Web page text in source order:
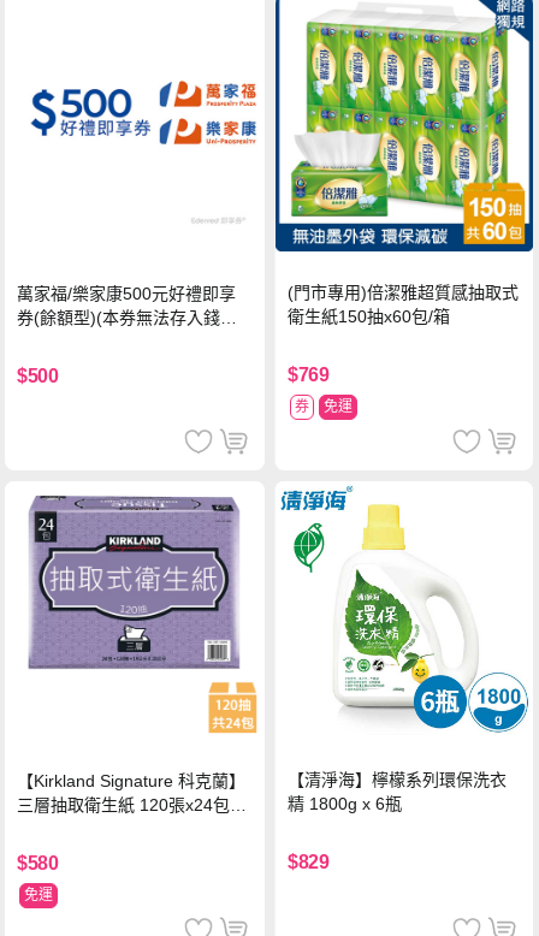
萬家福/樂家康500元好禮即享
券(餘額型)(本券無法存入錢包
$500
(門市專用)倍潔雅超質感抽取式
衛生紙150抽x60包/箱
$769
券 免運
【Kirkland Signature 科克蘭】
三層抽取衛生紙 120張x24包x1
$580
免運
【清淨海】檸檬系列環保洗衣
精 1800g x 6瓶
$829